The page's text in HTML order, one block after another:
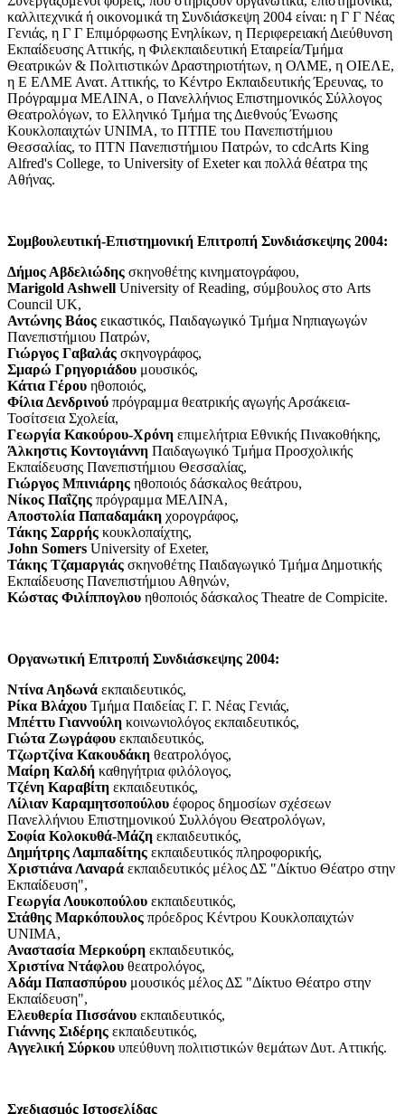
καλλιτεχνικά ή οικονομικά τη Συνδιάσκεψη 2004 είναι: η Γ Γ Νέας
Γενιάς, η Γ Γ Επιμόρφωσης Ενηλίκων, η Περιφερειακή Διεύθυνση
Εκπαίδευσης Αττικής, η Φιλεκπαιδευτική Εταιρεία/Τμήμα
Θεατρικών & Πολιτιστικών Δραστηριοτήτων, η ΟΛΜΕ, η ΟΙΕΛΕ,
η Ε ΕΛΜΕ Ανατ. Αττικής, το Κέντρο Εκπαιδευτικής Έρευνας, το
Πρόγραμμα ΜΕΛΙΝΑ, ο Πανελλήνιος Επιστημονικός Σύλλογος
Θεατρολόγων, το Ελληνικό Τμήμα της Διεθνούς Ένωσης
Κουκλοπαιχτών UNIMA, το ΠΤΠΕ του Πανεπιστήμιου
Θεσσαλίας, το ΠΤΝ Πανεπιστήμιου Πατρών, το cdcArts King
Alfred's College, το University of Exeter και πολλά θέατρα της
Αθήνας.
Συμβουλευτική-Επιστημονική Επιτροπή Συνδιάσκεψης 2004:
Δήμος Αβδελιώδης σκηνοθέτης κινηματογράφου,
Marigold Ashwell University of Reading, σύμβουλος στο Arts
Council UK,
Αντώνης Βάος εικαστικός, Παιδαγωγικό Τμήμα Νηπιαγωγών
Πανεπιστήμιου Πατρών,
Γιώργος Γαβαλάς σκηνογράφος,
Σμαρώ Γρηγοριάδου μουσικός,
Κάτια Γέρου ηθοποιός,
Φίλια Δενδρινού πρόγραμμα θεατρικής αγωγής Αρσάκεια-
Τοσίτσεια Σχολεία,
Γεωργία Κακούρου-Χρόνη επιμελήτρια Εθνικής Πινακοθήκης,
Άλκηστις Κοντογιάννη Παιδαγωγικό Τμήμα Προσχολικής
Εκπαίδευσης Πανεπιστήμιου Θεσσαλίας,
Γιώργος Μπινιάρης ηθοποιός δάσκαλος θεάτρου,
Νίκος Παΐζης πρόγραμμα ΜΕΛΙΝΑ,
Αποστολία Παπαδαμάκη χορογράφος,
Τάκης Σαρρής κουκλοπαίχτης,
John Somers University of Exeter,
Τάκης Τζαμαργιάς σκηνοθέτης Παιδαγωγικό Τμήμα Δημοτικής
Εκπαίδευσης Πανεπιστήμιου Αθηνών,
Κώστας Φιλίππογλου ηθοποιός δάσκαλος Theatre de Compicite.
Οργανωτική Επιτροπή Συνδιάσκεψης 2004:
Ντίνα Αηδωνά εκπαιδευτικός,
Ρίκα Βλάχου Τμήμα Παιδείας Γ. Γ. Νέας Γενιάς,
Μπέττυ Γιαννούλη κοινωνιολόγος εκπαιδευτικός,
Γιώτα Ζωγράφου εκπαιδευτικός,
Τζωρτζίνα Κακουδάκη θεατρολόγος,
Μαίρη Καλδή καθηγήτρια φιλόλογος,
Τζένη Καραβίτη εκπαιδευτικός,
Λίλιαν Καραμητσοπούλου έφορος δημοσίων σχέσεων
Πανελλήνιου Επιστημονικού Συλλόγου Θεατρολόγων,
Σοφία Κολοκυθά-Μάζη εκπαιδευτικός,
Δημήτρης Λαμπαδίτης εκπαιδευτικός πληροφορικής,
Χριστιάνα Λαναρά εκπαιδευτικός μέλος ΔΣ "Δίκτυο Θέατρο στην
Εκπαίδευση",
Γεωργία Λουκοπούλου εκπαιδευτικός,
Στάθης Μαρκόπουλος πρόεδρος Κέντρου Κουκλοπαιχτών
UNIMA,
Αναστασία Μερκούρη εκπαιδευτικός,
Χριστίνα Ντάφλου θεατρολόγος,
Αδάμ Παπασπύρου μουσικός μέλος ΔΣ "Δίκτυο Θέατρο στην
Εκπαίδευση",
Ελευθερία Πισσάνου εκπαιδευτικός,
Γιάννης Σιδέρης εκπαιδευτικός,
Αγγελική Σύρκου υπεύθυνη πολιτιστικών θεμάτων Δυτ. Αττικής.
Σχεδιασμός Ιστοσελίδας